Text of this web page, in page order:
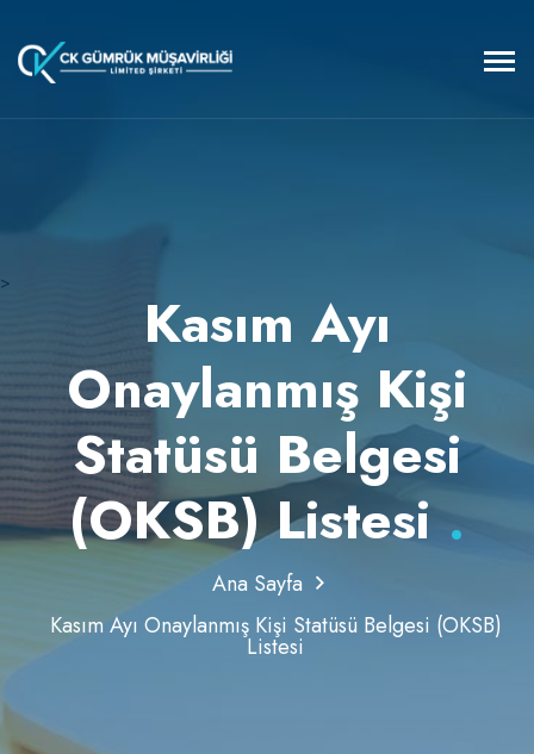
>
Kasım Ayı
Onaylanmış Kişi
Statüsü Belgesi
(OKSB) Listesi .
Ana Sayfa
Kasım Ayı Onaylanmış Kişi Statüsü Belgesi (OKSB)
Listesi